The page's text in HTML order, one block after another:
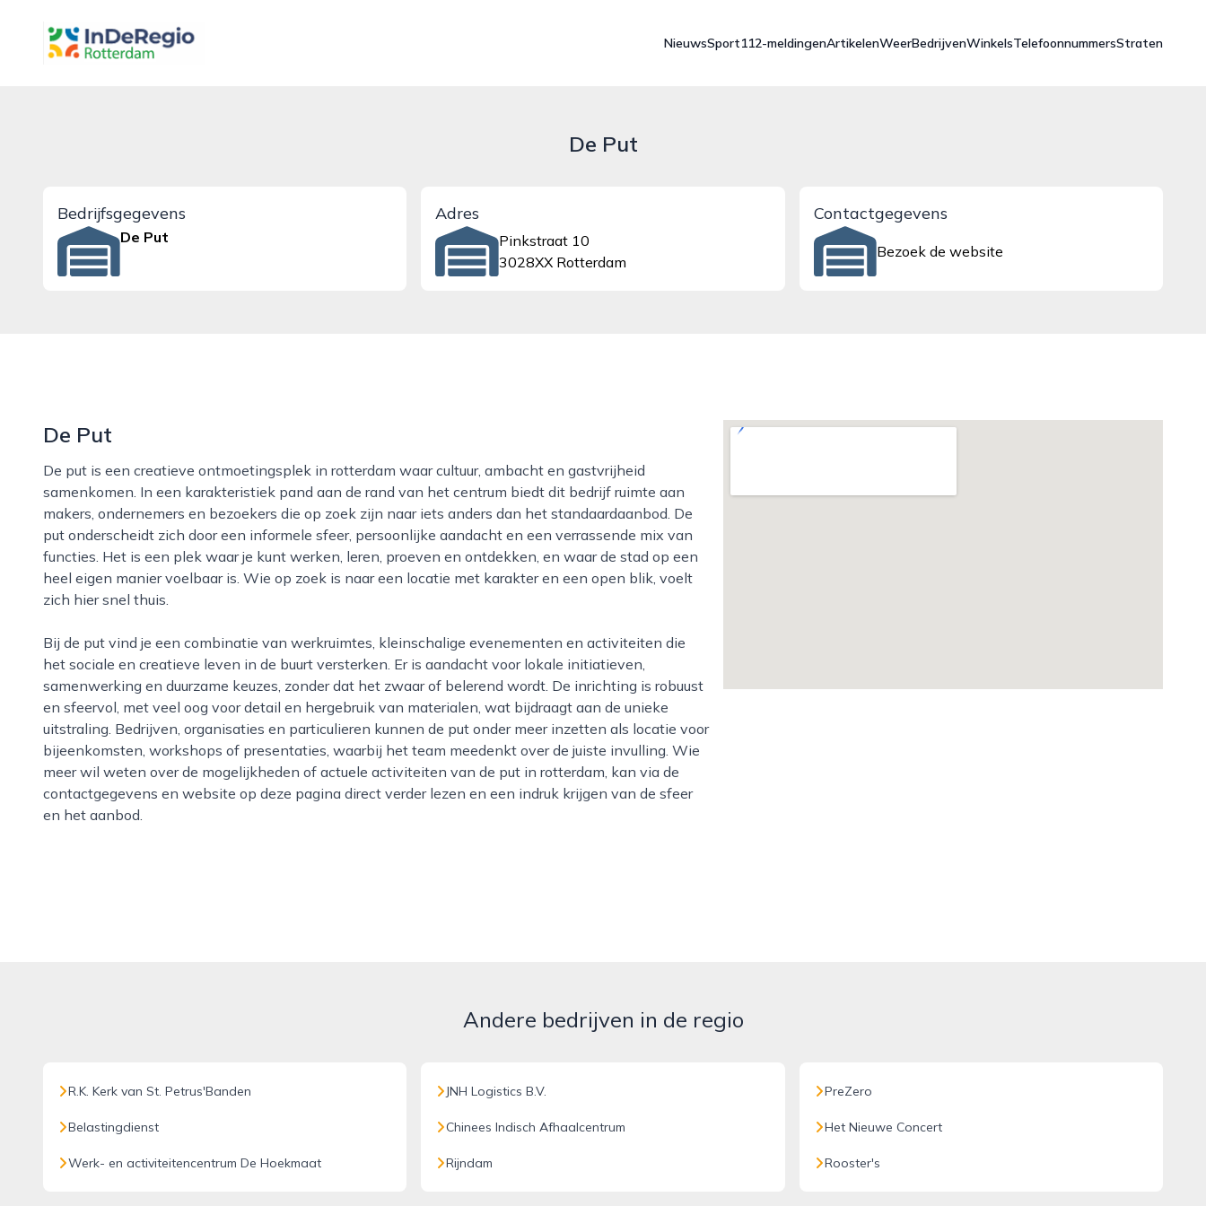
inderegiorotterdam.nl
NieuwsSport112-meldingenArtikelenWeerBedrijvenWinkelsTelefoonnummersStraten
De Put
Bedrijfsgegevens
De Put
Adres
Pinkstraat 10
3028XX Rotterdam
Contactgegevens
Bezoek de website
De Put
De put is een creatieve ontmoetingsplek in rotterdam waar cultuur, ambacht en gastvrijheid
samenkomen. In een karakteristiek pand aan de rand van het centrum biedt dit bedrijf ruimte aan
makers, ondernemers en bezoekers die op zoek zijn naar iets anders dan het standaardaanbod. De
put onderscheidt zich door een informele sfeer, persoonlijke aandacht en een verrassende mix van
functies. Het is een plek waar je kunt werken, leren, proeven en ontdekken, en waar de stad op een
heel eigen manier voelbaar is. Wie op zoek is naar een locatie met karakter en een open blik, voelt
zich hier snel thuis.
Bij de put vind je een combinatie van werkruimtes, kleinschalige evenementen en activiteiten die
het sociale en creatieve leven in de buurt versterken. Er is aandacht voor lokale initiatieven,
samenwerking en duurzame keuzes, zonder dat het zwaar of belerend wordt. De inrichting is robuust
en sfeervol, met veel oog voor detail en hergebruik van materialen, wat bijdraagt aan de unieke
uitstraling. Bedrijven, organisaties en particulieren kunnen de put onder meer inzetten als locatie voor
bijeenkomsten, workshops of presentaties, waarbij het team meedenkt over de juiste invulling. Wie
meer wil weten over de mogelijkheden of actuele activiteiten van de put in rotterdam, kan via de
contactgegevens en website op deze pagina direct verder lezen en een indruk krijgen van de sfeer
en het aanbod.
Andere bedrijven in de regio
R.K. Kerk van St. Petrus'Banden
Belastingdienst
Werk- en activiteitencentrum De Hoekmaat
JNH Logistics B.V.
Chinees Indisch Afhaalcentrum
Rijndam
PreZero
Het Nieuwe Concert
Rooster's